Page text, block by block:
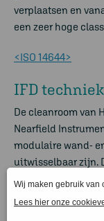
verplaatsen en
een zeer hoge
<ISO 14644>
IFD techniek
De cleanroom van
Nearfield
modulaire wand-
uitwisselbaar zijn.
wordt op de